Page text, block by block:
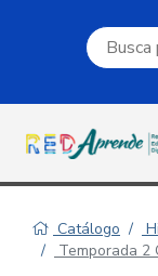
Campo
Catálogo
Temporada 2